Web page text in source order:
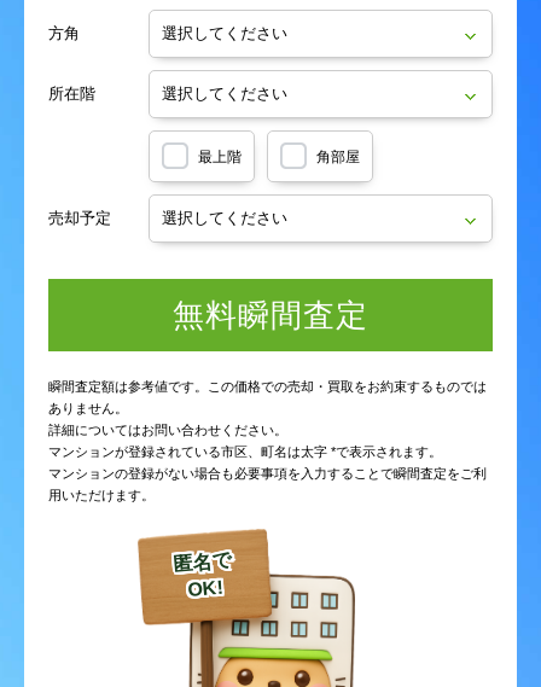
方角
所在階
最上階 角部屋
売却予定
無料瞬間査定
瞬間査定額は参考値です。この価格での売却・買取をお約束するものでは
ありません。
詳細についてはお問い合わせください。
マンションが登録されている市区、町名は太字 *で表示されます。
マンションの登録がない場合も必要事項を入力することで瞬間査定をご利
用いただけます。